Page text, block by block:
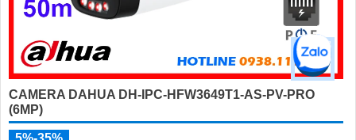
CAMERA DAHUA DH-IPC-HFW3649T1-AS-PV-PRO
(6MP)